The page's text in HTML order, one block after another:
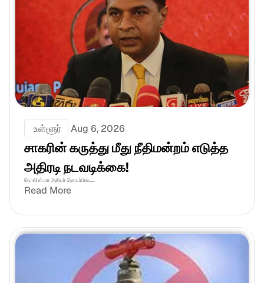
உள்ளூர் Aug 6, 2026
சாகரின் கருத்து மீது நீதிமன்றம் எடுத்த
அதிரடி நடவடிக்கை!
பொலிஸ் மா அதிபர் தொடர்பில்.....
Read More